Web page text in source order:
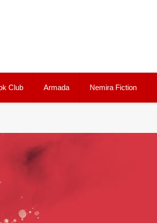
Club Armada Nemira Fiction